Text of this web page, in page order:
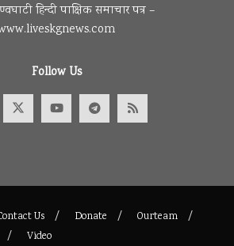
हिन्दी पाक्षिक समाचार पत्र –
Follow Us
Us Donate
Ourteam
Video